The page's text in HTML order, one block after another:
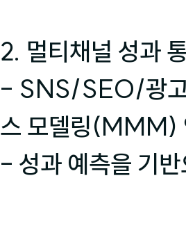
2. 멀티채널 성과
- SNS/SEO/광고/
스 모델링(MMM)
- 성과 예측을 기